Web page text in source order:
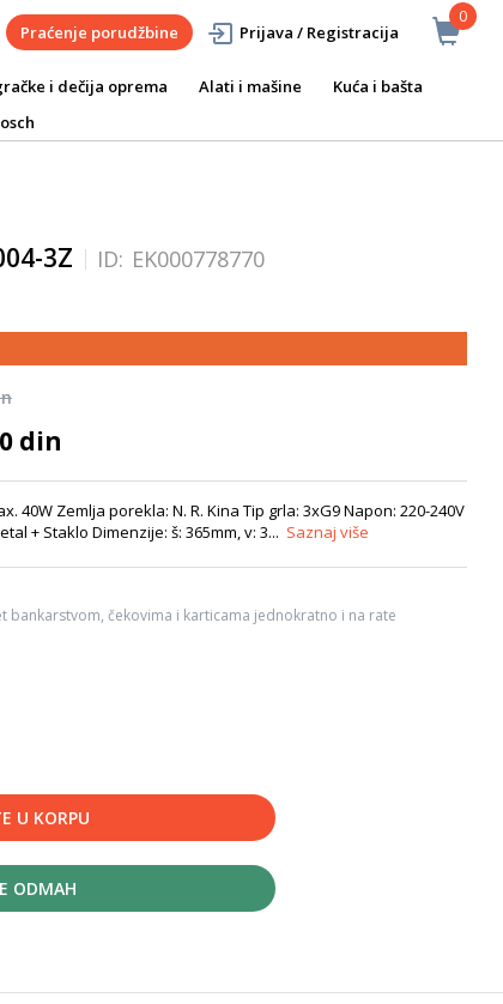
0
Praćenje porudžbine Prijava / Registracija
i dečija oprema Alati i mašine
Kuća i bašta
3Z ID: EK000778770
din
40W Zemlja porekla: N. R. Kina Tip grla: 3xG9 Napon: 220-240V
+ Staklo Dimenzije: š: 365mm, v: 3... Saznaj više
bankarstvom, čekovima i karticama jednokratno i na rate
U KORPU
ODMAH